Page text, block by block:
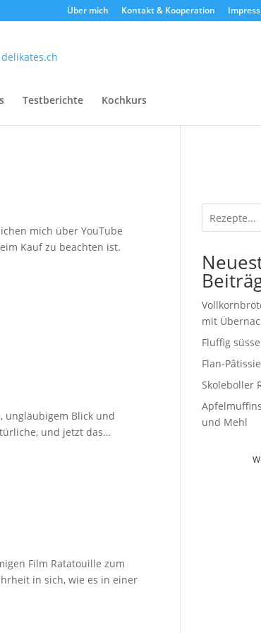
Über mich Kontakt & Kooperation
Testberichte Kochkurs
mich über YouTube
Kauf zu beachten ist.
ungläubigem Blick und
und jetzt das…
Film Ratatouille zum
in sich, wie es in einer
mit
Fluffig
Flan-
Skoleboller
und Mehl